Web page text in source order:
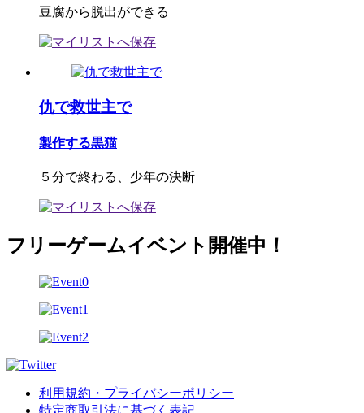
豆腐から脱出ができる
仇で救世主で
製作する黒猫
５分で終わる、少年の決断
フリーゲームイベント開催中！
利用規約・プライバシーポリシー
特定商取引法に基づく表記